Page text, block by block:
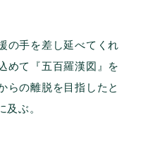
の手を差し延べてくれ
めて『五百羅漢図』を
らの離脱を目指したと
ぶ。